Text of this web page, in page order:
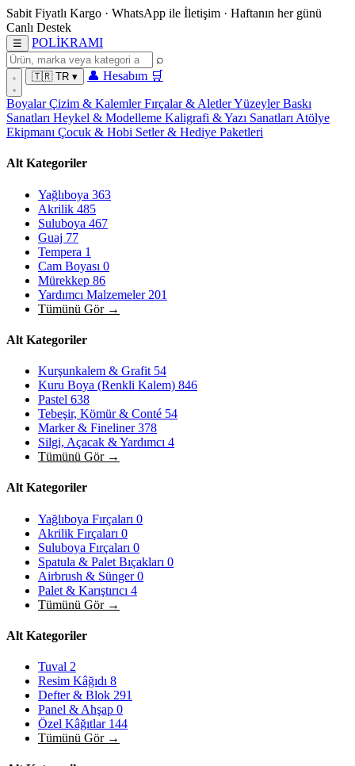
Sabit Fiyatlı Kargo · WhatsApp ile İletişim · Haftanın her günü
Canlı Destek
☰ POLİKRAMI
⌕
🇹🇷 TR ▾ 👤 Hesabım 🛒
BoyalarÇizim & KalemlerFırçalar & AletlerYüzeylerBaskı
Sanatları Heykel & Modelleme Kaligrafi & Yazı Sanatları Atölye
Ekipmanı Çocuk & Hobi Setler & Hediye Paketleri
Alt Kategoriler
Yağlıboya 363
Akrilik 485
Suluboya 467
Guaj 77
Tempera 1
Cam Boyası 0
Mürekkep 86
Yardımcı Malzemeler 201
Tümünü Gör →
Alt Kategoriler
Kurşunkalem & Grafit 54
Kuru Boya (Renkli Kalem) 846
Pastel 638
Tebeşir, Kömür & Conté 54
Marker & Fineliner378
Silgi, Açacak & Yardımcı 4
Tümünü Gör →
Alt Kategoriler
Yağlıboya Fırçaları 0
Akrilik Fırçaları 0
Suluboya Fırçaları 0
Spatula & Palet Bıçakları 0
Airbrush & Sünger0
Palet & Karıştırıcı 4
Tümünü Gör →
Alt Kategoriler
Tuval 2
Resim Kâğıdı 8
Defter & Blok 291
Panel & Ahşap 0
Özel Kâğıtlar 144
Tümünü Gör →